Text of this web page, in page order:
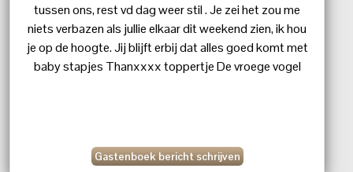
tussen ons, rest vd dag weer stil . Je zei het zou me
niets verbazen als jullie elkaar dit weekend zien, ik hou
je op de hoogte. Jij blijft erbij dat alles goed komt met
baby stapjes Thanxxxx toppertje De vroege vogel
Gastenboek bericht schrijven